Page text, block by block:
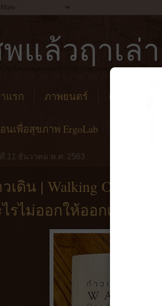
พแล้วฤาเล่า
แรก ภาพยนตร์ คาเฟ่
นเพื่อสุขภาพ ErgoLab
11 ธันวาคม พ.ศ. 2563
เดิน | Walking One Step
รไม่ออกให้ออกเดิน”